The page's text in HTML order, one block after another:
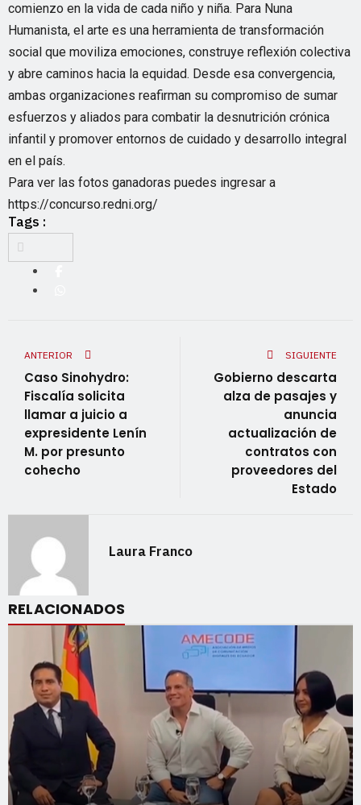
comienzo en la vida de cada niño y niña. Para Nuna
Humanista, el arte es una herramienta de transformación
social que moviliza emociones, construye reflexión colectiva
y abre caminos hacia la equidad. Desde esa convergencia,
ambas organizaciones reafirman su compromiso de sumar
esfuerzos y aliados para combatir la desnutrición crónica
infantil y promover entornos de cuidado y desarrollo integral
en el país.
Para ver las fotos ganadoras puedes ingresar a
https://concurso.redni.org/
Tags :
ANTERIOR
Caso Sinohydro:
Fiscalía solicita
llamar a juicio a
expresidente Lenín
M. por presunto
cohecho
SIGUIENTE
Gobierno descarta
alza de pasajes y
anuncia
actualización de
contratos con
proveedores del
Estado
Laura Franco
RELACIONADOS